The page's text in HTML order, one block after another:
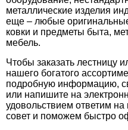
металлические изделия
еще – любые
ковки и предметы быта,
мебель.
Чтобы заказать лестницу
нашего богатого
подробную информацию,
или напишите на
удовольствием ответим
совет и поможем быстро